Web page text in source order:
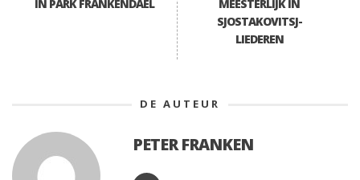
IN PARK FRANKENDAEL
MEESTERLIJK IN
SJOSTAKOVITSJ-
LIEDEREN
DE AUTEUR
PETER FRANKEN